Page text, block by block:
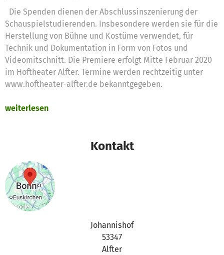
Die Spenden dienen der Abschlussinszenierung der
Schauspielstudierenden. Insbesondere werden sie für die
Herstellung von Bühne und Kostüme verwendet, für
Technik und Dokumentation in Form von Fotos und
Videomitschnitt. Die Premiere erfolgt Mitte Februar 2020
im Hoftheater Alfter. Termine werden rechtzeitig unter
www.hoftheater-alfter.de bekanntgegeben.
weiterlesen
Kontakt
Johannishof
53347
Alfter